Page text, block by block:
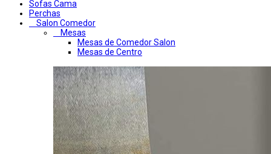
Sofas Cama
Perchas
Salon Comedor
Mesas
Mesas de Comedor Salon
Mesas de Centro